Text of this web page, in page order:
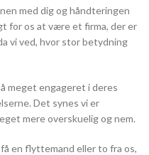
med dig og håndteringen
for os at være et firma, der er
vi ved, hvor stor betydning
meget engageret i deres
Det synes vi er
mere overskuelig og nem.
en flyttemand eller to fra os,